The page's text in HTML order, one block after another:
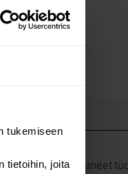
tukemiseen
tietoihin, joitaovat antaneet